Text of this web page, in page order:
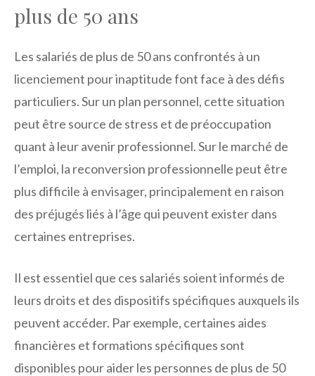
plus de 50 ans
Les salariés de plus de 50 ans confrontés à un
licenciement pour inaptitude font face à des défis
particuliers. Sur un plan personnel, cette situation
peut être source de stress et de préoccupation
quant à leur avenir professionnel. Sur le marché de
l’emploi, la reconversion professionnelle peut être
plus difficile à envisager, principalement en raison
des préjugés liés à l’âge qui peuvent exister dans
certaines entreprises.
Il est essentiel que ces salariés soient informés de
leurs droits et des dispositifs spécifiques auxquels ils
peuvent accéder. Par exemple, certaines aides
financières et formations spécifiques sont
disponibles pour aider les personnes de plus de 50